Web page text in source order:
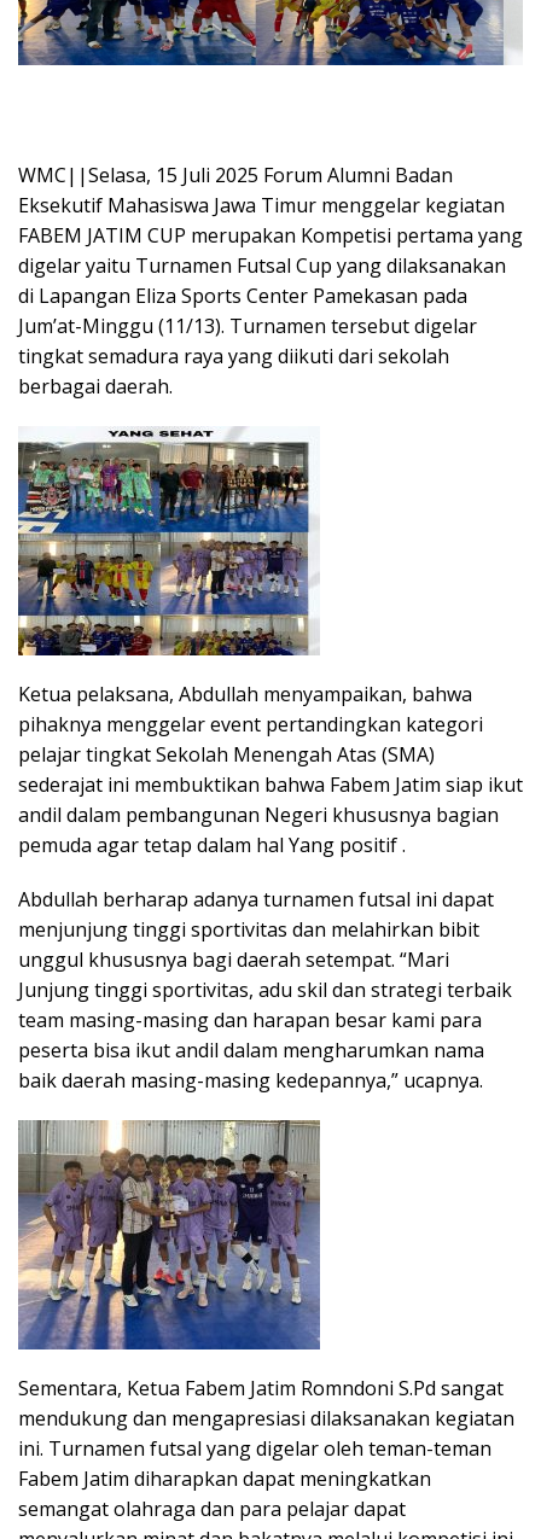
WMC||Selasa, 15 Juli 2025 Forum Alumni Badan
Eksekutif Mahasiswa Jawa Timur menggelar kegiatan
FABEM JATIM CUP merupakan Kompetisi pertama yang
digelar yaitu Turnamen Futsal Cup yang dilaksanakan
di Lapangan Eliza Sports Center Pamekasan pada
Jum’at-Minggu (11/13). Turnamen tersebut digelar
tingkat semadura raya yang diikuti dari sekolah
berbagai daerah.
Ketua pelaksana, Abdullah menyampaikan, bahwa
pihaknya menggelar event pertandingkan kategori
pelajar tingkat Sekolah Menengah Atas (SMA)
sederajat ini membuktikan bahwa Fabem Jatim siap ikut
andil dalam pembangunan Negeri khususnya bagian
pemuda agar tetap dalam hal Yang positif .
Abdullah berharap adanya turnamen futsal ini dapat
menjunjung tinggi sportivitas dan melahirkan bibit
unggul khususnya bagi daerah setempat. “Mari
Junjung tinggi sportivitas, adu skil dan strategi terbaik
team masing-masing dan harapan besar kami para
peserta bisa ikut andil dalam mengharumkan nama
baik daerah masing-masing kedepannya,” ucapnya.
Sementara, Ketua Fabem Jatim Romndoni S.Pd sangat
mendukung dan mengapresiasi dilaksanakan kegiatan
ini. Turnamen futsal yang digelar oleh teman-teman
Fabem Jatim diharapkan dapat meningkatkan
semangat olahraga dan para pelajar dapat